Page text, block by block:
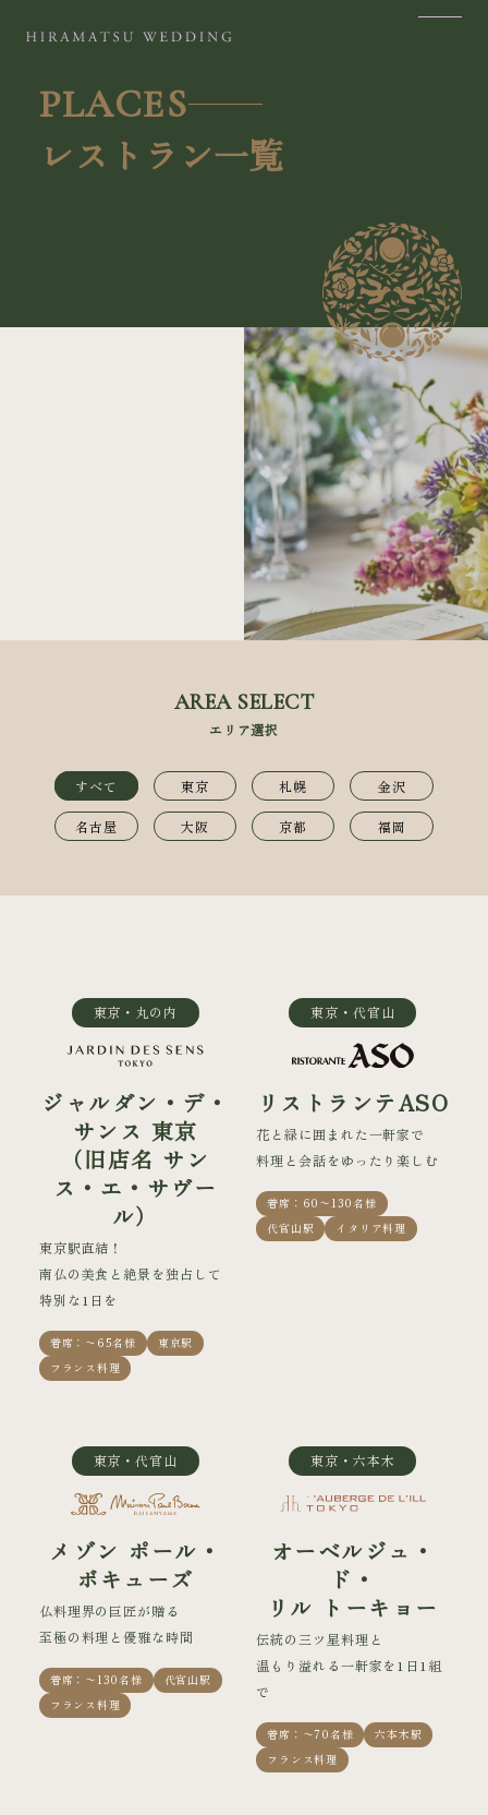
PLACES
レストラン一覧
AREA SELECT
エリア選択
すべて 東京 札幌 金沢
名古屋 大阪 京都 福岡
ジャルダン・デ・
サンス 東京
（旧店名 サン
ス・エ・サヴー
ル）
東京駅直結！
南仏の美食と絶景を独占して
特別な1日を
着席：〜65名様
東京駅
フランス料理
東京・丸の内
リストランテASO
花と緑に囲まれた一軒家で
料理と会話をゆったり楽しむ
着席：60〜130名様
代官山駅
イタリア料理
東京・代官山
メゾン ポール・
ボキューズ
仏料理界の巨匠が贈る
至極の料理と優雅な時間
着席：〜130名様
代官山駅
フランス料理
東京・代官山
オーベルジュ・
ド・
リル トーキョー
伝統の三ツ星料理と
温もり溢れる一軒家を1日1組
で
着席：〜70名様
六本木駅
フランス料理
東京・六本木
KANAZAWA
OSAKA
KYOTO
FUKUOKA